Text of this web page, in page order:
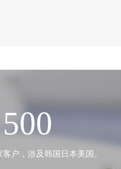
500
户，涉及韩国日本美国。